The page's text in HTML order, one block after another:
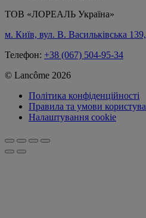
ТОВ «ЛОРЕАЛЬ Україна»
м. Київ, вул. В. Васильківська
Телефон: +38 (067) 504-95-34
© Lancôme 2026
Політика конфіденційності
Правила та умови
Налаштування cookie